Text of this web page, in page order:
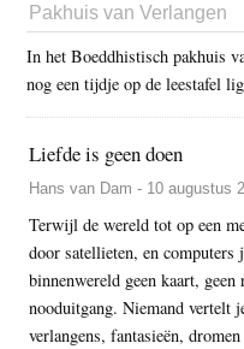
Pakhuis van Verlangen
In het Boeddhistisch pakhuis
nog een tijdje op de leestafel
Liefde is geen doen
Hans van Dam - 10 augustus
Terwijl de wereld tot op een
door satellieten, en
binnenwereld geen kaart,
nooduitgang. Niemand vertelt
verlangens, fantasieën,